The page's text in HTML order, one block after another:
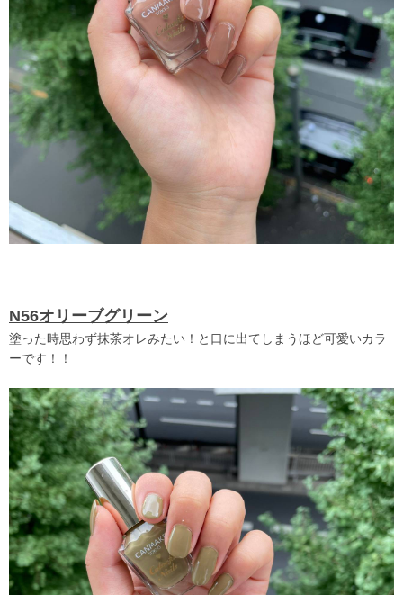
N56オリーブグリーン
塗った時思わず抹茶オレみたい！と口に出てしまうほど可愛いカラ
ーです！！